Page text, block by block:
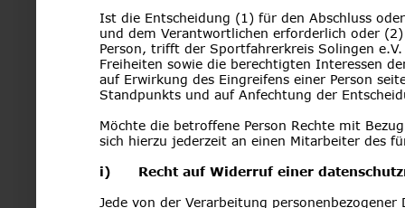
Ist die Entscheidung (1) für den Abschluss
und dem Verantwortlichen erforderlich oder
Person, trifft der Sportfahrerkreis Solingen
Freiheiten sowie die berechtigten Interessen
auf Erwirkung des Eingreifens einer Person
Standpunkts und auf Anfechtung der
Möchte die betroffene Person Rechte mit
sich hierzu jederzeit an einen Mitarbeiter des
i)      Recht auf Widerruf einer
Jede von der Verarbeitung